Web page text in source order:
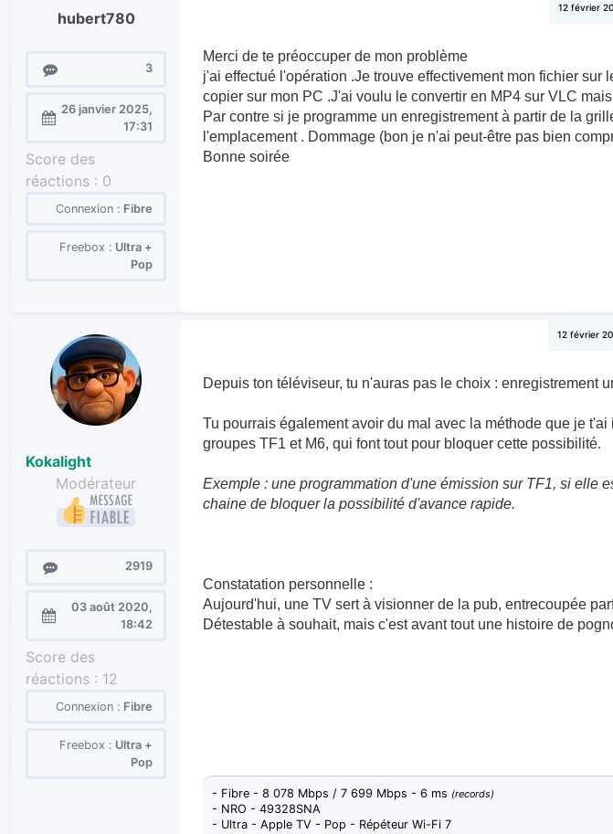
hubert780
Messages 3
Enregistré
26 janvier 2025,
17:31
Score des
réactions : 0
Connexion : Fibre
Freebox : Ultra +
Pop
12 février
Merci de te préoccuper de mon problème
j'ai effectué l'opération .Je trouve effectivement mon fichier
copier sur mon PC .J'ai voulu le convertir en MP4 sur VLC
Par contre si je programme un enregistrement à partir de la
l'emplacement . Dommage (bon je n'ai peut-être pas bien
Bonne soirée
Kokalight
Modérateur
Messages 2919
Enregistré
03 août 2020,
18:42
Score des
réactions : 12
Connexion : Fibre
Freebox : Ultra +
Pop
12 février
Depuis ton téléviseur, tu n'auras pas le choix : enregistrement
Tu pourrais également avoir du mal avec la méthode que je
groupes TF1 et M6, qui font tout pour bloquer cette possibilité.
Exemple : une programmation d'une émission sur TF1, si elle
chaine de bloquer la possibilité d'avance rapide.
Constatation personnelle :
Aujourd'hui, une TV sert à visionner de la pub, entrecoupée
Détestable à souhait, mais c'est avant tout une histoire de
- Fibre - 8 078 Mbps / 7 699 Mbps - 6 ms (records)
- NRO - 49328SNA
- Ultra - Apple TV - Pop - Répéteur Wi-Fi 7